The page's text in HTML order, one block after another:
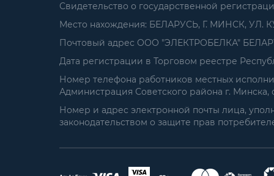
Свидетельство о государственной
Место нахождения: БЕЛАРУСЬ, Г. МИНСК, УЛ.
Почтовый адрес ООО "ЭЛЕКТРОБЕЛКА"
Дата регистрации в Торговом реестре
Номер телефона работников местных
Администрация Советского района г. Минска,
Номер и адрес электронной почты лица,
законодательством о защите прав